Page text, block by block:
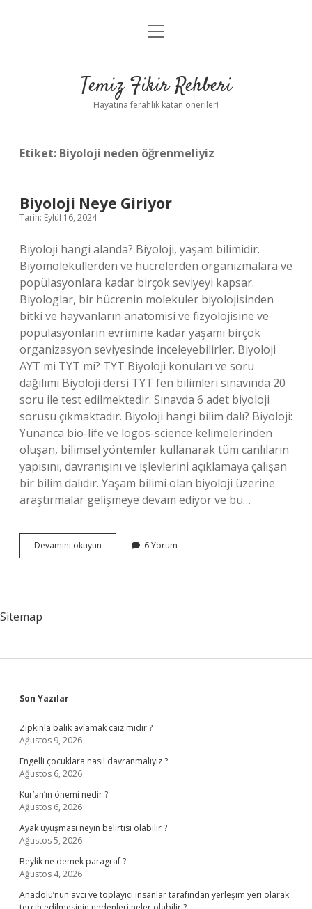
Anasayfa
Yasal Uyarı
menüyü
Temiz Fikir Rehberi
Hayatına ferahlık katan öneriler!
Etiket: Biyoloji neden öğrenmeliyiz
Biyoloji Neye Giriyor
Tarih: Eylül 16, 2024
Biyoloji hangi alanda? Biyoloji, yaşam bilimidir.
Biyomoleküllerden ve hücrelerden organizmalara ve
popülasyonlara kadar birçok seviyeyi kapsar.
Biyologlar, bir hücrenin moleküler biyolojisinden
bitki ve hayvanların anatomisi ve fizyolojisine ve
popülasyonların evrimine kadar yaşamı birçok
organizasyon seviyesinde inceleyebilirler. Biyoloji
AYT mi TYT mi? TYT Biyoloji konuları ve soru
dağılımı Biyoloji dersi TYT fen bilimleri sınavında 20
soru ile test edilmektedir. Sınavda 6 adet biyoloji
sorusu çıkmaktadır. Biyoloji hangi bilim dalı? Biyoloji:
Yunanca bio-life ve logos-science kelimelerinden
oluşan, bilimsel yöntemler kullanarak tüm canlıların
yapısını, davranışını ve işlevlerini açıklamaya çalışan
bir bilim dalıdır. Yaşam bilimi olan biyoloji üzerine
araştırmalar gelişmeye devam ediyor ve bu…
Devamını okuyun
Neye
6 Yorum
Sitemap
Sidebar
Son Yazılar
Zıpkınla balık avlamak caiz midir ?
Ağustos 9, 2026
Engelli çocuklara nasıl davranmalıyız ?
Ağustos 6, 2026
Kur’an’ın önemi nedir ?
Ağustos 6, 2026
Ayak uyuşması neyin belirtisi olabilir ?
Ağustos 5, 2026
Beylik ne demek paragraf ?
Ağustos 4, 2026
Anadolu’nun avcı ve toplayıcı insanlar tarafından yerleşim yeri olarak